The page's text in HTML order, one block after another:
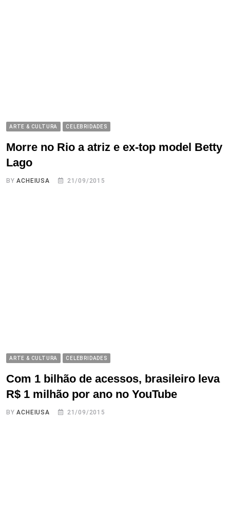
ARTE & CULTURA CELEBRIDADES
Morre no Rio a atriz e ex-top model Betty
Lago
BYACHEIUSA 21/09/2015
ARTE & CULTURA CELEBRIDADES
Com 1 bilhão de acessos, brasileiro leva
R$ 1 milhão por ano no YouTube
BYACHEIUSA 21/09/2015